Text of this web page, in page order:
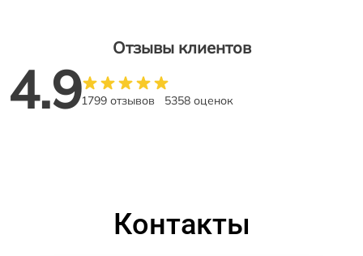
Отзывы клиентов
4.91799 отзывов 5358 оценок
Контакты